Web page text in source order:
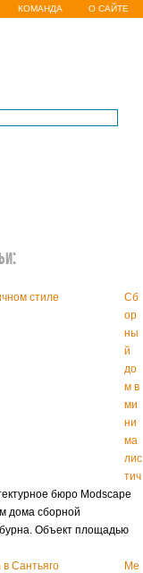
КОМАНДА О САЙТЕ
Сб
ор
ны
й
до
м в
ми
ни
ма
лис
тич
бюро Modscape
дома сборной
Объект площадью
Ме